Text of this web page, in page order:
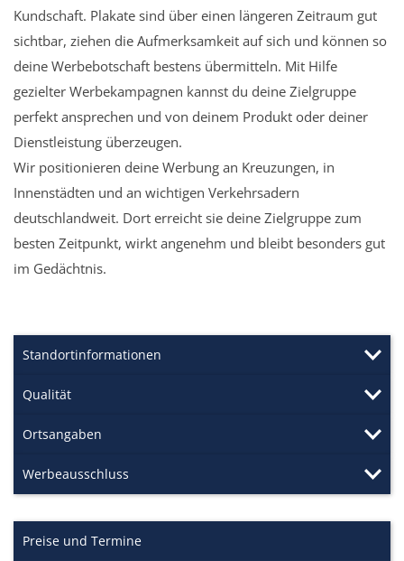
Kundschaft. Plakate sind über einen längeren Zeitraum gut
sichtbar, ziehen die Aufmerksamkeit auf sich und können so
deine Werbebotschaft bestens übermitteln. Mit Hilfe
gezielter Werbekampagnen kannst du deine Zielgruppe
perfekt ansprechen und von deinem Produkt oder deiner
Dienstleistung überzeugen.
Wir positionieren deine Werbung an Kreuzungen, in
Innenstädten und an wichtigen Verkehrsadern
deutschlandweit. Dort erreicht sie deine Zielgruppe zum
besten Zeitpunkt, wirkt angenehm und bleibt besonders gut
im Gedächtnis.
Standortinformationen
Qualität
Ortsangaben
Werbeausschluss
Preise und Termine